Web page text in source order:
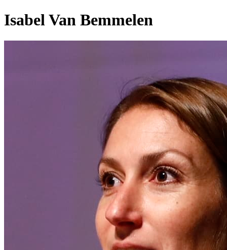
Isabel Van Bemmelen